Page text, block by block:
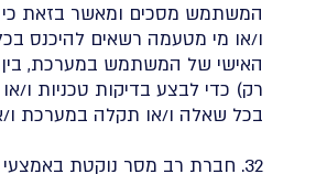
המשתמש מסכים ומאשר בזאת
ו/או מי מטעמה רשאים להיכנס
האישי של המשתמש במערכת,
רק) כדי לבצע בדיקות טכניות ו/
בכל שאלה ו/או תקלה במערכת ו/
32. חברת רב מסר נוקטת באמצעי